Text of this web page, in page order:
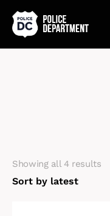
Showing all 4 results